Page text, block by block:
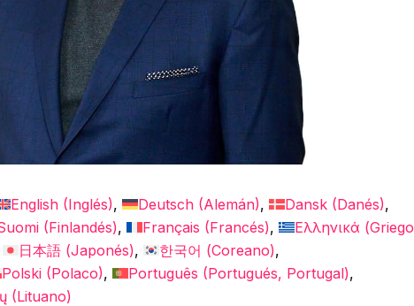
English (Inglés) Deutsch (Alemán) Dansk (Danés)
(Finlandés) Français (Francés) Ελληνικά (Griego
日本語 (Japonés) 한국어 (Coreano)
Polski (Polaco) Português (Portugués, Portugal)
(Lituano)